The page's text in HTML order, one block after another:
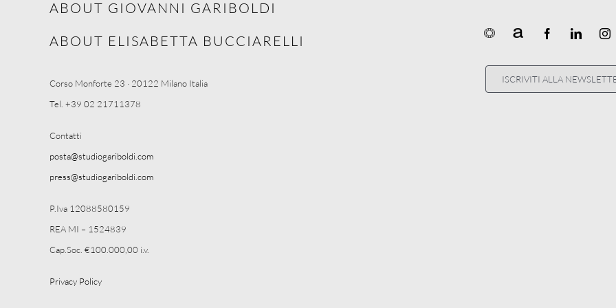
ABOUT GIOVANNI GARIBOLDI
ABOUT ELISABETTA BUCCIARELLI
Corso Monforte 23 · 20122 Milano Italia
Tel. +39 02 21711378
Contatti
posta@studiogariboldi.com
press@studiogariboldi.com
P.Iva 12088580159
REA MI – 1524839
Cap.Soc. €100.000,00 i.v.
Privacy Policy
ISCRIVITI ALLA